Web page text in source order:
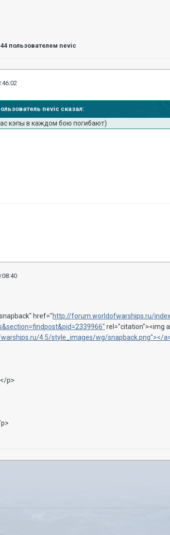
пользователем nevic
nevic сказал:
кэпы в каждом бою погибают)
href="http://forum.worldofwarships.ru/
rel="citation"><img
4.5/style_images/wg/snapback.png"></
p>